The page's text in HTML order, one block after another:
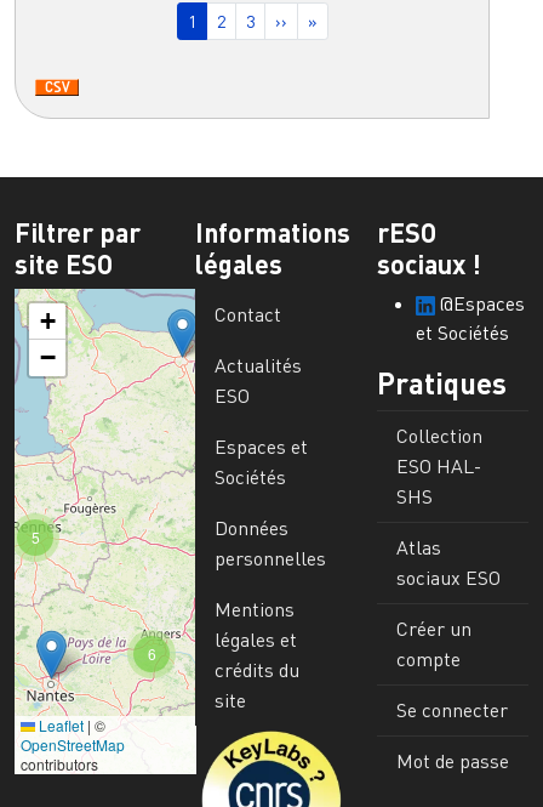
Page courante
1 Page
2 Page
3 Page suivante
›› Dernière page
»
Filtrer par
site ESO
6
5
+
−
Leaflet | ©
OpenStreetMap
contributors
Informations
légales
Contact
Actualités
ESO
Espaces et
Sociétés
Données
personnelles
Mentions
légales et
crédits du
site
Image
rESO
sociaux !
@Espaces
et Sociétés
Pratiques
Collection
ESO HAL-
SHS
Atlas
sociaux ESO
Créer un
compte
Se connecter
Mot de passe